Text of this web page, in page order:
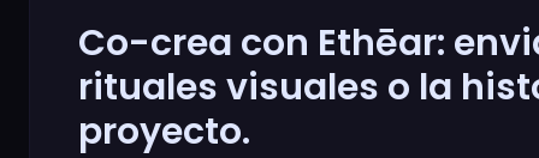
Co-crea con Ethēar:
rituales visuales o la
proyecto.